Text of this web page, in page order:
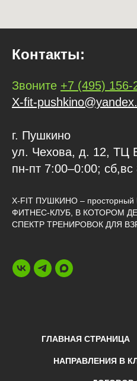
Контакты:
Звоните +7 (495) 156-
X-fit-
г. Пушкино
ул. Чехова, д. 12, ТЦ
пн-пт 7:00–0:00;
X-FIT ПУШКИНО –
ФИТНЕС-КЛУБ, В КОТОРОМ
СПЕКТР ТРЕНИРОВОК ДЛЯ
ГЛАВНАЯ СТРАНИЦА
НАПРАВЛЕНИЯ В